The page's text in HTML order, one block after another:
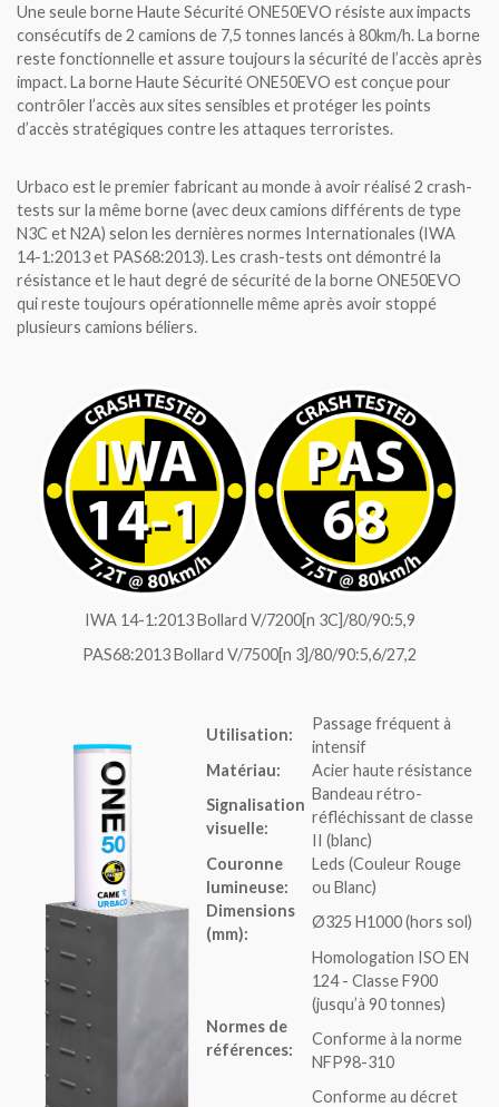
Une seule borne Haute Sécurité ONE50EVO résiste aux impacts
consécutifs de 2 camions de 7,5 tonnes lancés à 80km/h. La borne
reste fonctionnelle et assure toujours la sécurité de l’accès après
impact. La borne Haute Sécurité ONE50EVO est conçue pour
contrôler l’accès aux sites sensibles et protéger les points
d’accès stratégiques contre les attaques terroristes.
Urbaco est le premier fabricant au monde à avoir réalisé 2 crash-
tests sur la même borne (avec deux camions différents de type
N3C et N2A) selon les dernières normes Internationales (IWA
14-1:2013 et PAS68:2013). Les crash-tests ont démontré la
résistance et le haut degré de sécurité de la borne ONE50EVO
qui reste toujours opérationnelle même après avoir stoppé
plusieurs camions béliers.
IWA 14-1:2013 Bollard V/7200[n 3C]/80/90:5,9
PAS68:2013 Bollard V/7500[n 3]/80/90:5,6/27,2
Utilisation:
Passage fréquent à
intensif
Matériau:
Acier haute résistance
Signalisation
visuelle:
Bandeau rétro-
réfléchissant de classe
II (blanc)
Couronne
lumineuse:
Leds (Couleur Rouge
ou Blanc)
Dimensions
(mm):
Ø325 H1000 (hors sol)
Normes de
références:
Homologation ISO EN
124 - Classe F900
(jusqu’à 90 tonnes)
Conforme à la norme
NFP98-310
Conforme au décret